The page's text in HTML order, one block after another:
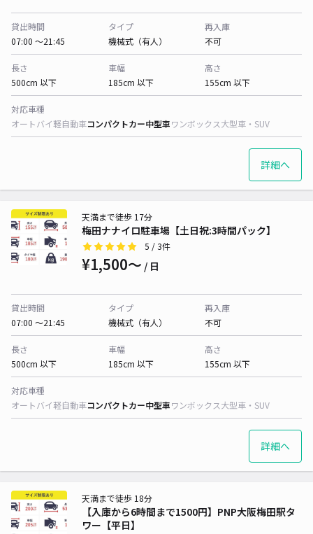
貸出時間
07:00 〜21:45
タイプ
機械式（有人）
再入庫
不可
長さ
500cm 以下
車幅
185cm 以下
高さ
155cm 以下
対応車種
オートバイ軽自動車コンパクトカー中型車ワンボックス大型車・SUV
詳細へ
梅田ナナイロ駐車場【土日祝:3時間パック】
天満まで徒歩 17分
5 / 3件
¥1,500〜 / 日
貸出時間
07:00 〜21:45
タイプ
機械式（有人）
再入庫
不可
長さ
500cm 以下
車幅
185cm 以下
高さ
155cm 以下
対応車種
オートバイ軽自動車コンパクトカー中型車ワンボックス大型車・SUV
詳細へ
【入庫から6時間まで1500円】PNP大阪梅田駅タ
ワー【平日】
天満まで徒歩 18分